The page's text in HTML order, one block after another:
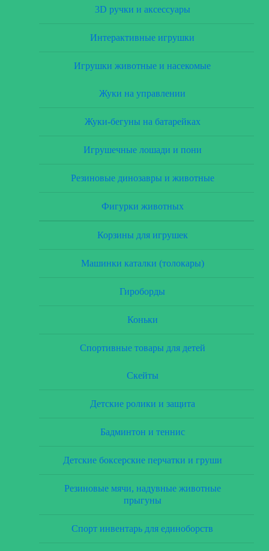
3D ручки и аксессуары
Интерактивные игрушки
Игрушки животные и насекомые
Жуки на управлении
Жуки-бегуны на батарейках
Игрушечные лошади и пони
Резиновые динозавры и животные
Фигурки животных
Корзины для игрушек
Машинки каталки (толокары)
Гироборды
Коньки
Спортивные товары для детей
Скейты
Детские ролики и защита
Бадминтон и теннис
Детские боксерские перчатки и груши
Резиновые мячи, надувные животные
прыгуны
Спорт инвентарь для единоборств